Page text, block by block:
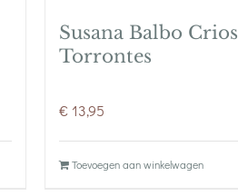
Susana Balbo Crios
Torrontes
€ 13,95
Toevoegen aan winkelwagen